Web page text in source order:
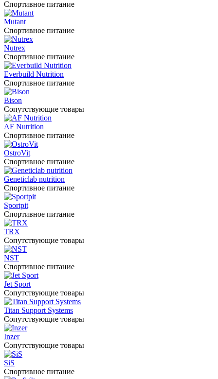
Спортивное питание
Mutant
Спортивное питание
Nutrex
Спортивное питание
Everbuild Nutrition
Спортивное питание
Bison
Сопутствующие товары
AF Nutrition
Спортивное питание
OstroVit
Спортивное питание
Geneticlab nutrition
Спортивное питание
Sportpit
Спортивное питание
TRX
Сопутствующие товары
NST
Спортивное питание
Jet Sport
Сопутствующие товары
Titan Support Systems
Сопутствующие товары
Inzer
Сопутствующие товары
SiS
Спортивное питание